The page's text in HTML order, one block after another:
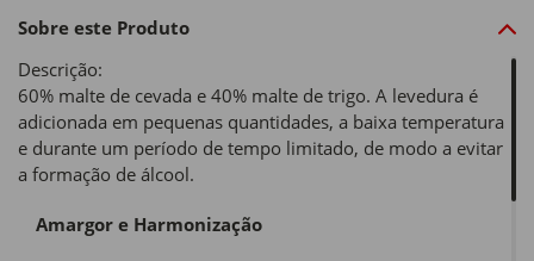
Sobre este Produto
Descrição:
60% malte de cevada e 40% malte de trigo. A levedura é
adicionada em pequenas quantidades, a baixa temperatura
e durante um período de tempo limitado, de modo a evitar
a formação de álcool.
Amargor e Harmonização